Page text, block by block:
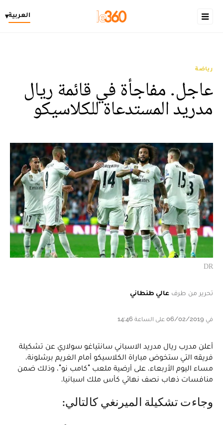
العربية▾
رياضة
عاجل. مفاجأة في قائمة ريال
مدريد المستدعاة للكلاسيكو
DR
تحرير من طرف عالي طنطاني
في 06/02/2019 على الساعة 14:46
أعلن مدرب ريال مدريد الاسباني سانتياغو سولاري عن تشكيلة
فريقه التي ستخوض مباراة الكلاسيكو أمام الغريم برشلونة،
مساء اليوم الأربعاء، على أرضية ملعب "كامب نو"، وذلك ضمن
منافسات ذهاب نصف نهائي كأس ملك اسبانيا.
وجاءت تشكيلة الميرنغي كالتالي: